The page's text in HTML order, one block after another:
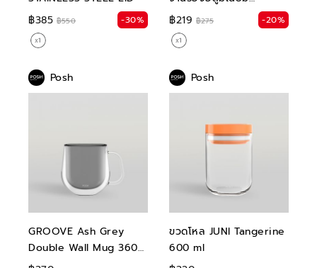
฿385 ฿550 -30%
KLASSY LAGOM TEA
CUP & SAUCER 250
ML.
฿219 ฿275 -20%
Posh
GROOVE Ash Grey
Double Wall Mug 360
ml.
Posh
ขวดโหล JUNI Tangerine
600 ml